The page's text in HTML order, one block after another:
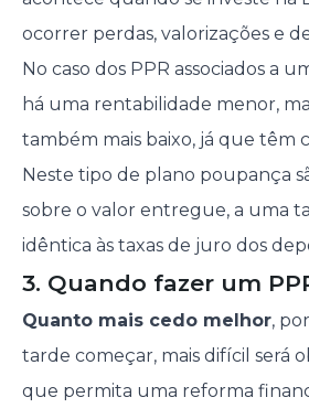
ocorrer perdas, valorizações e
No caso dos PPR associados a
há uma rentabilidade menor,
também mais baixo, já que têm
Neste tipo de plano poupança
sobre o valor entregue, a uma
idêntica às taxas de juro dos
3. Quando fazer um
Quanto mais cedo melhor,
tarde começar, mais difícil será
que permita uma reforma